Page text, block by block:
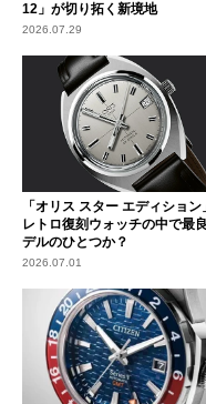
12」が切り拓く新境地
2026.07.29
「オリス スター エディション
レトロ復刻ウォッチの中で最
デルのひとつか？
2026.07.01